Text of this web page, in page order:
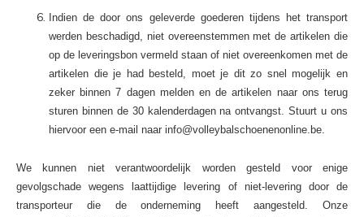
Indien de door ons geleverde goederen tijdens het transport
werden beschadigd, niet overeenstemmen met de artikelen die
op de leveringsbon vermeld staan of niet overeenkomen met de
artikelen die je had besteld, moet je dit zo snel mogelijk en
zeker binnen 7 dagen melden en de artikelen naar ons terug
sturen binnen de 30 kalenderdagen na ontvangst. Stuurt u ons
hiervoor een e-mail naar info@volleybalschoenenonline.be.
We kunnen niet verantwoordelijk worden gesteld voor enige
gevolgschade wegens laattijdige levering of niet-levering door de
transporteur die de onderneming heeft aangesteld. Onze